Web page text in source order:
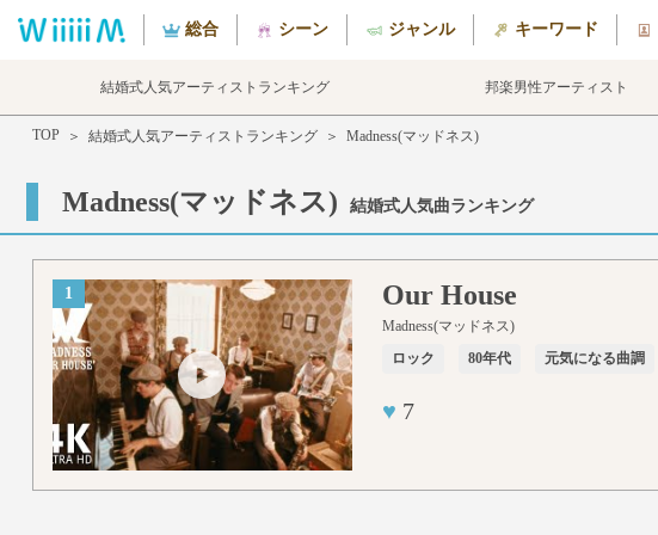
総合 シーン ジャンル キーワード
結婚式人気アーティストランキング 邦楽男性アーティスト
TOP ＞ 結婚式人気アーティストランキング ＞ Madness(マッドネス)
Madness(マッドネス) 結婚式人気曲ランキング
1 Our House
Madness(マッドネス)
ロック
80年代 元気になる曲調
♥ 7